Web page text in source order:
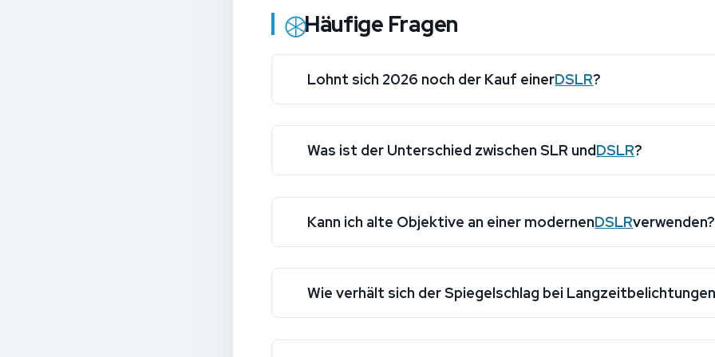
Häufige Fragen
Lohnt sich 2026 noch der Kauf einerDSLR?
Was ist der Unterschied zwischen SLR undDSLR?
Kann ich alte Objektive an einer modernenDSLRverwenden?
Wie verhält sich der Spiegelschlag bei